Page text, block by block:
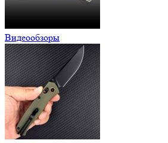
Видеообзоры